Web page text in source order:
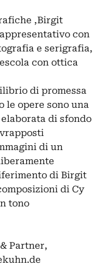
,Birgit
con
e serigrafia,
con ottica
di promessa
le opere sono una
di sfondo
di un
di Birgit
di Cy
tono
Partner,